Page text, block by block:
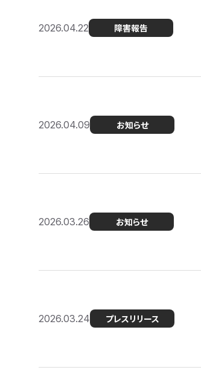
2026.04.22 障害報告
2026.04.09 お知らせ
2026.03.26 お知らせ
2026.03.24 プレスリリース